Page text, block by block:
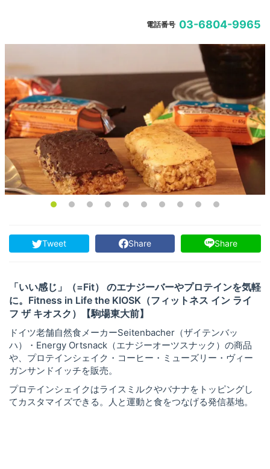
電話番号 03-6804-9965
Tweet Share Share
「いい感じ」（=Fit） のエナジーバーやプロテインを気軽
に。Fitness in Life the KIOSK（フィットネス イン ライ
フ ザ キオスク）【駒場東大前】
ドイツ老舗自然食メーカーSeitenbacher（ザイテンバッ
ハ）・Energy Ortsnack（エナジーオーツスナック）の商品
や、プロテインシェイク・コーヒー・ミューズリー・ヴィー
ガンサンドイッチを販売。
プロテインシェイクはライスミルクやバナナをトッピングし
てカスタマイズできる。人と運動と食をつなげる発信基地。